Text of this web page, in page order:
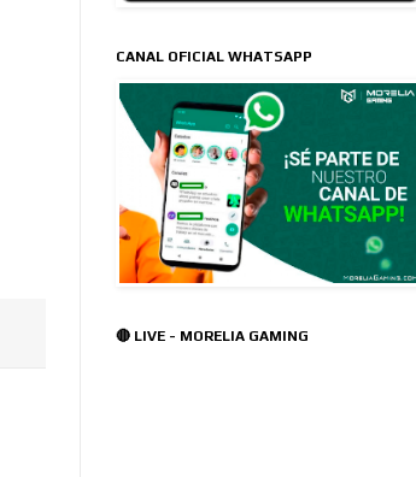
CANAL OFICIAL WHATSAPP
🔴 LIVE - MORELIA GAMING